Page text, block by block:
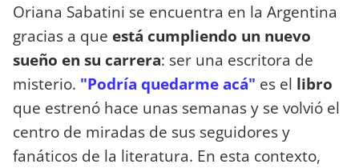
Oriana Sabatini se encuentra en la Argentina
gracias a que está cumpliendo un nuevo
sueño en su carrera: ser una escritora de
misterio. "Podría quedarme acá" es el libro
que estrenó hace unas semanas y se volvió el
centro de miradas de sus seguidores y
fanáticos de la literatura. En esta contexto,